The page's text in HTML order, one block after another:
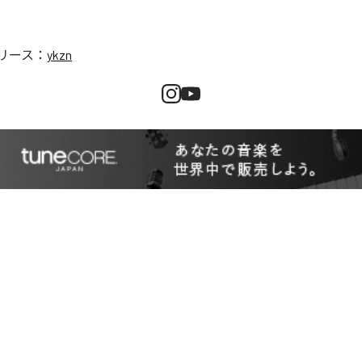
ース： ykzn